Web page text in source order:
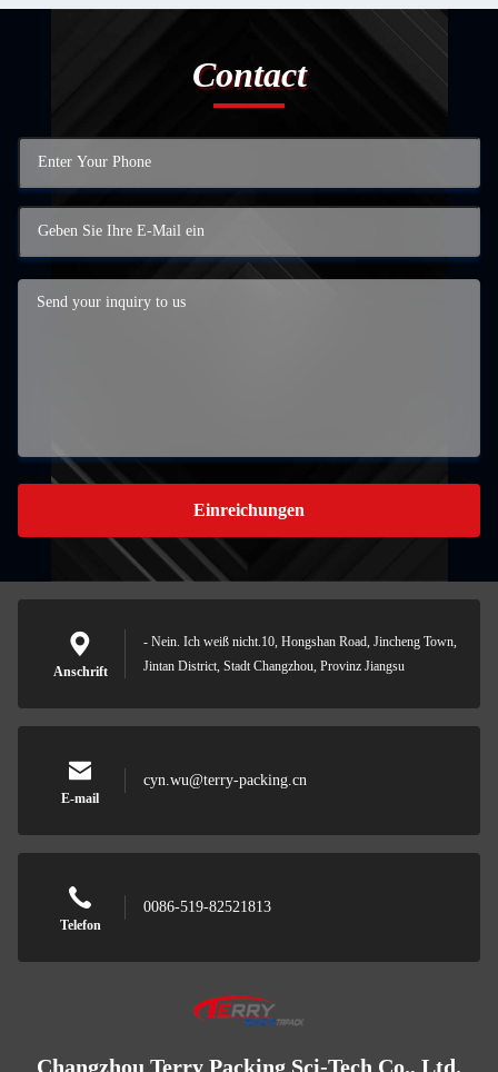
Contact
Einreichungen
Anschrift
- Nein. Ich weiß nicht.10, Hongshan Road, Jincheng Town,
Jintan District, Stadt Changzhou, Provinz Jiangsu
E-mail
cyn.wu@terry-packing.cn
Telefon
0086-519-82521813
Changzhou Terry Packing Sci-Tech Co., Ltd.